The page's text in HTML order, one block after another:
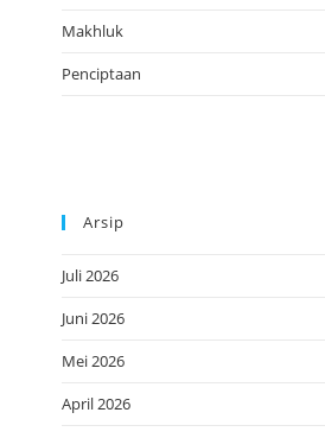
Makhluk
Penciptaan
Arsip
Juli 2026
Juni 2026
Mei 2026
April 2026